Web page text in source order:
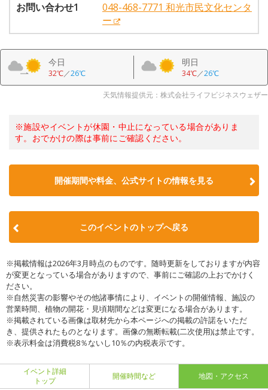
お問い合わせ1
048-468-7771 和光市民文化センタ
ー
今日
32℃／26℃
明日
34℃／26℃
天気情報提供元：株式会社ライフビジネスウェザー
※施設やイベントが休園・中止になっている場合がありま
す。おでかけの際は事前にご確認ください。
開催期間や料金、公式サイトの情報を見る
このイベントのトップへ戻る
※掲載情報は2026年3月時点のものです。随時更新をしておりますが内容
が変更となっている場合がありますので、事前にご確認の上おでかけく
ださい。
※自然災害の影響やその他諸事情により、イベントの開催情報、施設の
営業時間、植物の開花・見頃期間などは変更になる場合があります。
※掲載されている画像は取材先から本ページへの掲載の許諾をいただ
き、提供されたものとなります。画像の無断転載(二次使用)は禁止です。
※表示料金は消費税8％ないし10％の内税表示です。
イベント詳細
トップ
開催時間など 地図・アクセス